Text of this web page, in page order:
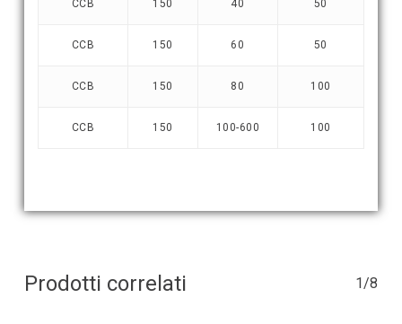
CCB 150 40 50
CCB 150 60 50
CCB 150 80 100
CCB 150 100-600 100
Prodotti correlati 1/8